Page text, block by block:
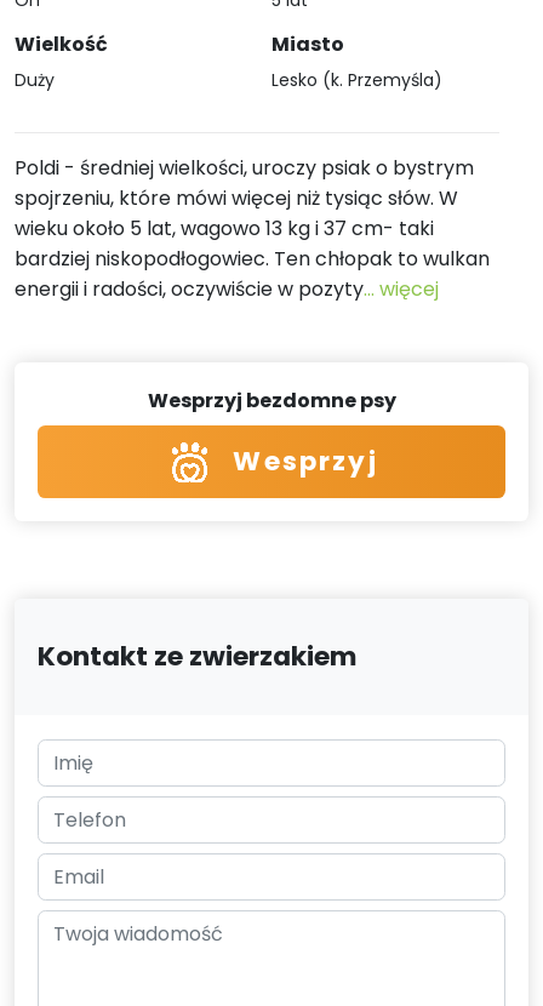
Wielkość
Duży
Miasto
Lesko (k. Przemyśla)
Poldi - średniej wielkości, uroczy psiak o bystrym
spojrzeniu, które mówi więcej niż tysiąc słów. W
wieku około 5 lat, wagowo 13 kg i 37 cm- taki
bardziej niskopodłogowiec. Ten chłopak to wulkan
energii i radości, oczywiście w pozyty... więcej
Wesprzyj bezdomne psy
Wesprzyj
Kontakt ze zwierzakiem